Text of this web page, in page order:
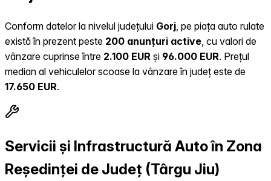
Conform datelor la nivelul județului Gorj , pe piața auto rulate
există în prezent peste 200 anunțuri active , cu valori de
vânzare cuprinse între 2.100 EUR și 96.000 EUR. Prețul
median al vehiculelor scoase la vânzare în județ este de
17.650 EUR.
Servicii și Infrastructură Auto în Zona
Reședinței de Județ (Târgu Jiu)